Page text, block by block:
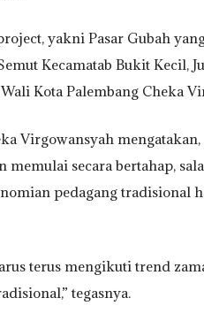
yakni Pasar Gubah
Kecamatab Bukit Kecil,
Kota Palembang Cheka
Virgowansyah
secara bertahap,
pedagang tradisional
terus mengikuti trend
tegasnya.